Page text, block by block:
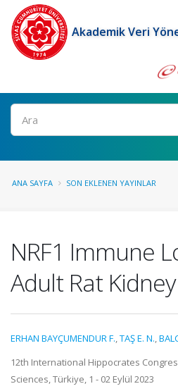
Akademik Veri
Ara
ANA SAYFA SON EKLENEN YAYINLAR
NRF1 Immune
Adult Rat Kidney
ERHAN BAYÇUMENDUR F.,TAŞ E. N.,
12th International Hippocrates
Sciences, Türkiye, 1 - 02 Eylül 2023